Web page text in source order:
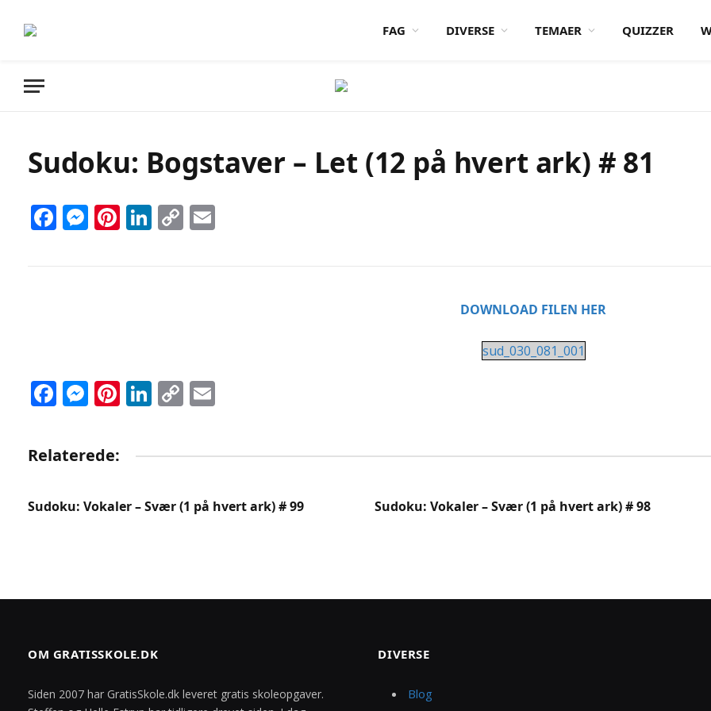
FAG DIVERSE TEMAER QUIZZER
Sudoku: Bogstaver – Let (12 på hvert ark) # 81
Facebook
Messenger
Pinterest
LinkedIn
Copy
DOWNLOAD FILEN HER
sud_030_081_001
Facebook
Messenger
Pinterest
LinkedIn
Copy
Relaterede:
Sudoku: Vokaler – Svær (1 på hvert ark) # 99 Sudoku: Vokaler – Svær (1 på hvert ark) # 98
OM GRATISSKOLE.DK
Siden 2007 har GratisSkole.dk leveret gratis skoleopgaver.
DIVERSE
Blog